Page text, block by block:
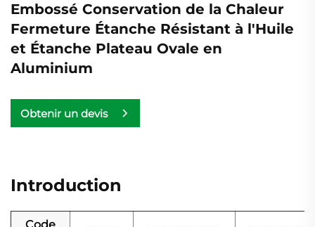
Embossé Conservation de la Chaleur
Fermeture Étanche Résistant à l'Huile
et Étanche Plateau Ovale en
Aluminium
Obtenir un devis
Introduction